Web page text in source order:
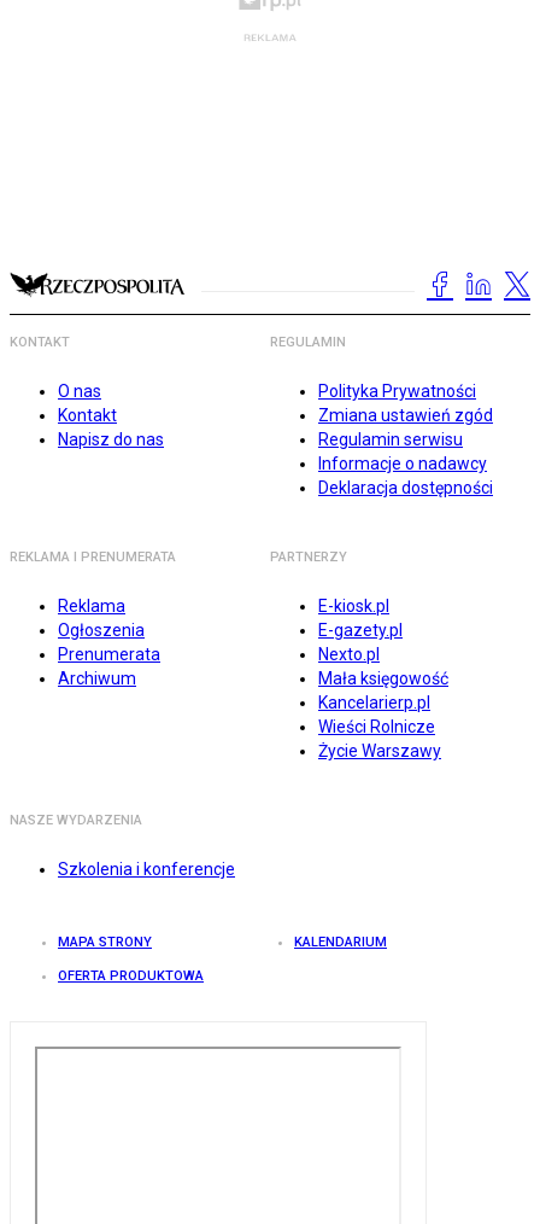
KONTAKT
O nas
Kontakt
Napisz do nas
REGULAMIN
Polityka Prywatności
Zmiana ustawień zgód
Regulamin serwisu
Informacje o nadawcy
Deklaracja dostępności
REKLAMA I PRENUMERATA
Reklama
Ogłoszenia
Prenumerata
Archiwum
PARTNERZY
E-kiosk.pl
E-gazety.pl
Nexto.pl
Mała księgowość
Kancelarierp.pl
Wieści Rolnicze
Życie Warszawy
NASZE WYDARZENIA
Szkolenia i konferencje
MAPA STRONY KALENDARIUM
OFERTA PRODUKTOWA